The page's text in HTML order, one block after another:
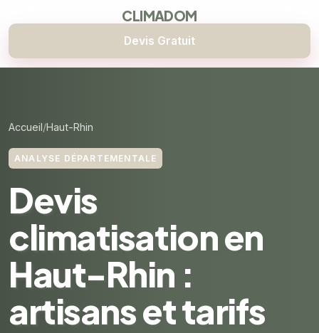
CLIMADOM
Devis Gratuit
Accueil Haut-Rhin
ANALYSE DÉPARTEMENTALE
Devis
climatisation en
Haut-Rhin :
artisans et tarifs